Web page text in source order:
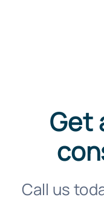
Get
Call us